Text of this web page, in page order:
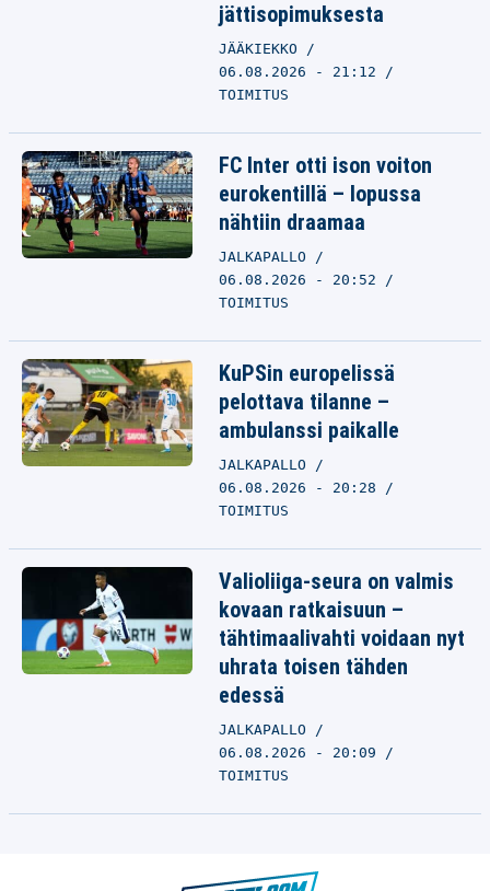
jättisopimuksesta
JÄÄKIEKKO
06.08.2026 - 21:12
TOIMITUS
FC Inter otti ison voiton
eurokentillä – lopussa
nähtiin draamaa
JALKAPALLO
06.08.2026 - 20:52
TOIMITUS
KuPSin europelissä
pelottava tilanne –
ambulanssi paikalle
JALKAPALLO
06.08.2026 - 20:28
TOIMITUS
Valioliiga-seura on valmis
kovaan ratkaisuun –
tähtimaalivahti voidaan nyt
uhrata toisen tähden
edessä
JALKAPALLO
06.08.2026 - 20:09
TOIMITUS